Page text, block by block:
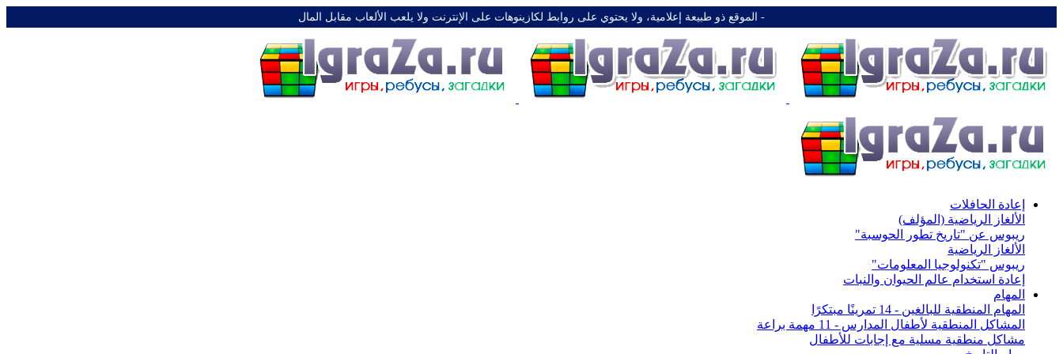
-️ الموقع ذو طبيعة إعلامية، ولا يحتوي على روابط لكازينوهات على الإنترنت ولا يلعب الألعاب مقابل المال
إعادة الحافلات
الألغاز الرياضية (المؤلف)
ريبوس عن "تاريخ تطور الحوسبة"
الألغاز الرياضية
ريبوس "تكنولوجيا المعلومات"
إعادة استخدام عالم الحيوان والنبات
المهام
المهام المنطقية للبالغين - 14 تمرينًا مبتكرًا
المشاكل المنطقية لأطفال المدارس - 11 مهمة براعة
مشاكل منطقية مسلية مع إجابات للأطفال